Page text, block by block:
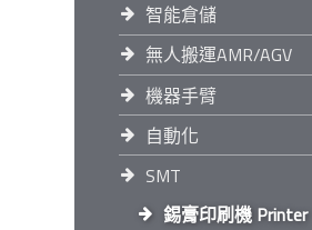
智能倉儲
無人搬運AMR/AGV
機器手臂
自動化
SMT
錫膏印刷機 Printer